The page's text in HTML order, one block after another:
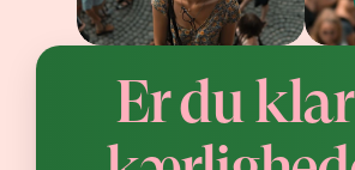
Er du